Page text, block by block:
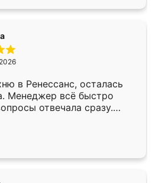
он более разнообразный.
что-то потребуется из
только здесь.
в Ренессанс, осталась
Менеджер всё быстро
отвечала сразу.
в субботу, подошёл к
Собрали
аккуратно, даже